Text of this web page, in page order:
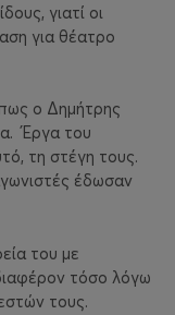
γιατί οι
για θέατρο
ο Δημήτρης
Έργα του
τη στέγη τους.
έδωσαν
του με
τόσο λόγω
τους.